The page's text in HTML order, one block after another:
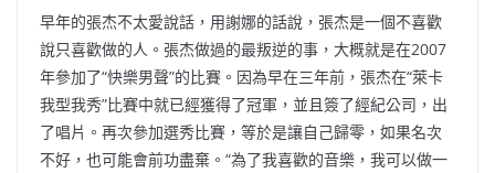
早年的張杰不太愛說話，用謝娜的話說，張杰是一個不喜歡
說只喜歡做的人。張杰做過的最叛逆的事，大概就是在2007
年參加了“快樂男聲”的比賽。因為早在三年前，張杰在“萊卡
我型我秀”比賽中就已經獲得了冠軍，並且簽了經紀公司，出
了唱片。再次參加選秀比賽，等於是讓自己歸零，如果名次
不好，也可能會前功盡棄。“為了我喜歡的音樂，我可以做一